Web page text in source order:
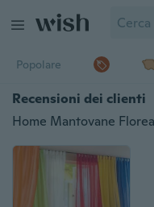
Popolare
Recensioni dei clienti